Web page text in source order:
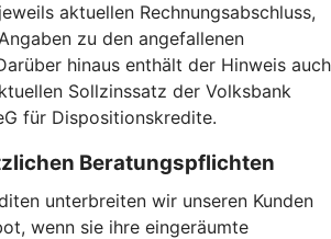
aktuellen Rechnungsabschluss,
zu den angefallenen
hinaus enthält der Hinweis auch
Sollzinssatz der Volksbank
für Dispositionskredite.
Beratungspflichten
unterbreiten wir unseren Kunden
wenn sie ihre eingeräumte